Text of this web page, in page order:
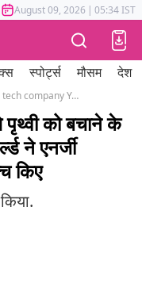
Mumbai Tak Astrotak
August 09, 2026 | 05:34 IST
स्पोर्ट्स मौसम देश
Impact Feature: Climate tech company Yes World launches energy efficient windows
पृथ्वी को बचाने के
ने एनर्जी
किए